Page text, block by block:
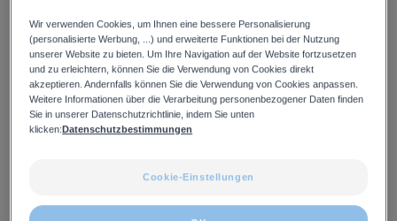
des Juckreizgefühls um 76 %¹ im Gesicht bereits nach der
ersten Anwendung¹.
Angereichert mit Glycerin und Dextransulfat bietet die
DEXECLEAR feuchtigkeitsspendende, beruhigende
Reinigung ein feuchtigkeitsspendendes und erfrischends
Wir verwenden Cookies, um Ihnen eine bessere Personalisierung
(personalisierte Werbung, ...) und erweiterte Funktionen bei der Nutzung
unserer Website zu bieten. Um Ihre Navigation auf der Website fortzusetzen
und zu erleichtern, können Sie die Verwendung von Cookies direkt
akzeptieren. Andernfalls können Sie die Verwendung von Cookies anpassen.
Weitere Informationen über die Verarbeitung personenbezogener Daten finden
Sie in unserer Datenschutzrichtlinie, indem Sie unten
klicken:Datenschutzbestimmungen
Cookie-Einstellungen